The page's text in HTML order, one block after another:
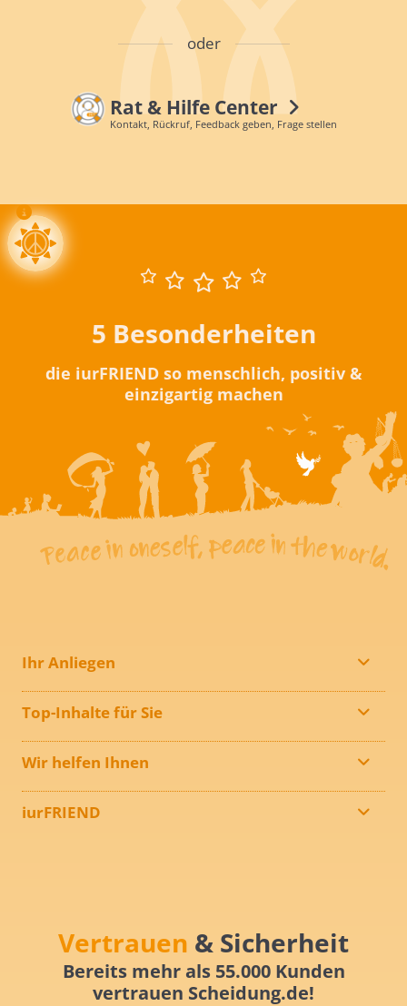
oder
Rat & Hilfe Center
Kontakt, Rückruf, Feedback geben, Frage stellen
5 Besonderheiten
die iurFRIEND so menschlich, positiv &
einzigartig machen
Ihr Anliegen
Top-Inhalte für Sie
Wir helfen Ihnen
iurFRIEND
Vertrauen & Sicherheit
Bereits mehr als 55.000 Kunden
vertrauen Scheidung.de!